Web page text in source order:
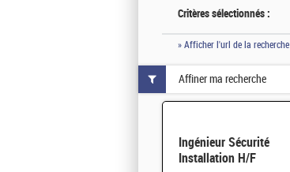
Critères sélectionnés :
» Afficher l'url de la recherche
Ingénieur Sécurité
Installation H/F
Affiner ma recherche